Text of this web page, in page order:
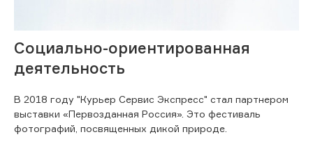
Социально-ориентированная
деятельность
В 2018 году "Курьер Сервис Экспресс" стал партнером
выставки «Первозданная Россия». Это фестиваль
фотографий, посвященных дикой природе.